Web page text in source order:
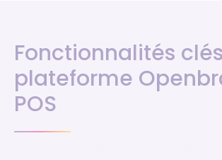
Fonctionnalités
plateforme
POS